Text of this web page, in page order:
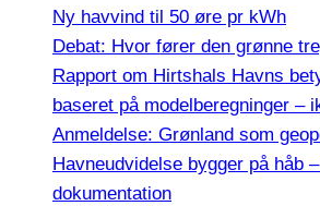
Ny havvind til 50 øre pr kWh
Debat: Hvor fører den grønne
Rapport om Hirtshals Havns
baseret på modelberegninger –
Anmeldelse: Grønland som
Havneudvidelse bygger på håb
dokumentation